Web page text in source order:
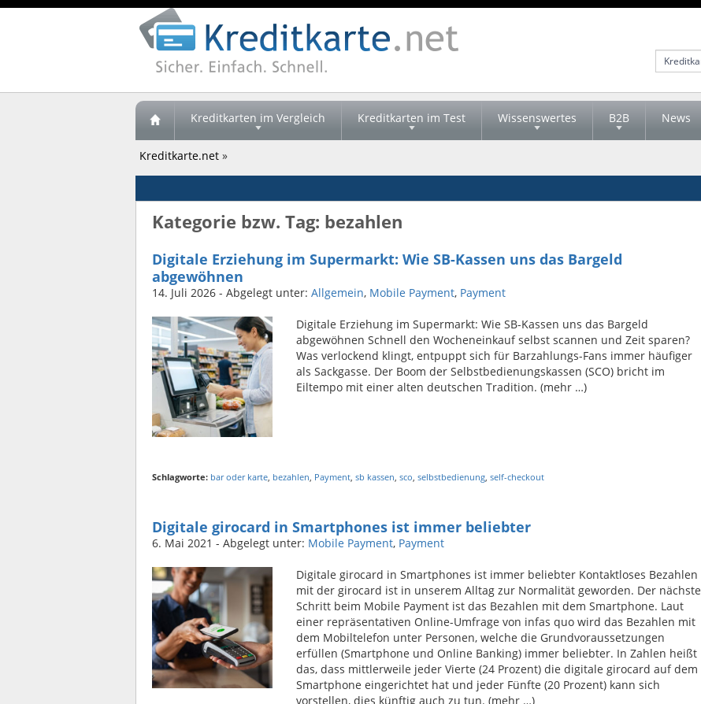
Kreditkarten im Vergleich Kreditkarten im Test Wissenswertes B2B News
Kreditkarte.net »
Kategorie bzw. Tag: bezahlen
Digitale Erziehung im Supermarkt: Wie SB-Kassen uns das Bargeld
abgewöhnen
14. Juli 2026 - Abgelegt unter: Allgemein, Mobile Payment, Payment
Digitale Erziehung im Supermarkt: Wie SB-Kassen uns das Bargeld
abgewöhnen Schnell den Wocheneinkauf selbst scannen und Zeit sparen?
Was verlockend klingt, entpuppt sich für Barzahlungs-Fans immer häufiger
als Sackgasse. Der Boom der Selbstbedienungskassen (SCO) bricht im
Eiltempo mit einer alten deutschen Tradition. (mehr …)
Schlagworte: bar oder karte, bezahlen, Payment, sb kassen, sco, selbstbedienung, self-checkout
Digitale girocard in Smartphones ist immer beliebter
6. Mai 2021 - Abgelegt unter: Mobile Payment, Payment
Digitale girocard in Smartphones ist immer beliebter Kontaktloses Bezahlen
mit der girocard ist in unserem Alltag zur Normalität geworden. Der nächste
Schritt beim Mobile Payment ist das Bezahlen mit dem Smartphone. Laut
einer repräsentativen Online-Umfrage von infas quo wird das Bezahlen mit
dem Mobiltelefon unter Personen, welche die Grundvoraussetzungen
erfüllen (Smartphone und Online Banking) immer beliebter. In Zahlen heißt
das, dass mittlerweile jeder Vierte (24 Prozent) die digitale girocard auf dem
Smartphone eingerichtet hat und jeder Fünfte (20 Prozent) kann sich
vorstellen, dies künftig auch zu tun. (mehr …)